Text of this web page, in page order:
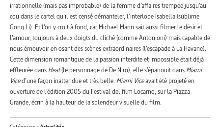
irrationnelle (mais pas improbable) de la femme d’affaires trempée jusqu’au
cou dans le cartel qu’il est censé démanteler, l’interlope Isabella (sublime
Gong Li). Et l’on y croit à fond, car Michael Mann sait aussi filmer le désir et
l’amour, toujours à deux doigts du cliché (comme Antonioni) mais capable de
nous émouvoir en osant des scènes extraordinaires (l’escapade à La Havane).
Cette dimension romantique de la passion interdite et impossible était déjà
effleurée dans Heat(le personnage de De Niro), elle s’épanouit dans Miami
Viced’une façon inattendue et très belle. Miami Viceavait été projeté en
ouverture de l’édition 2005 du Festival del film Locarno, sur la Piazza
Grande, écrin à la hauteur de la splendeur visuelle du film.